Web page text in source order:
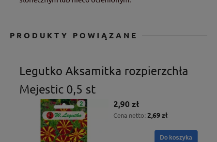
PRODUKTY POWIĄZANE
Legutko Aksamitka rozpierzchła
Mejestic 0,5 st
2,90 zł
Cena netto: 2,69 zł
Do koszyka